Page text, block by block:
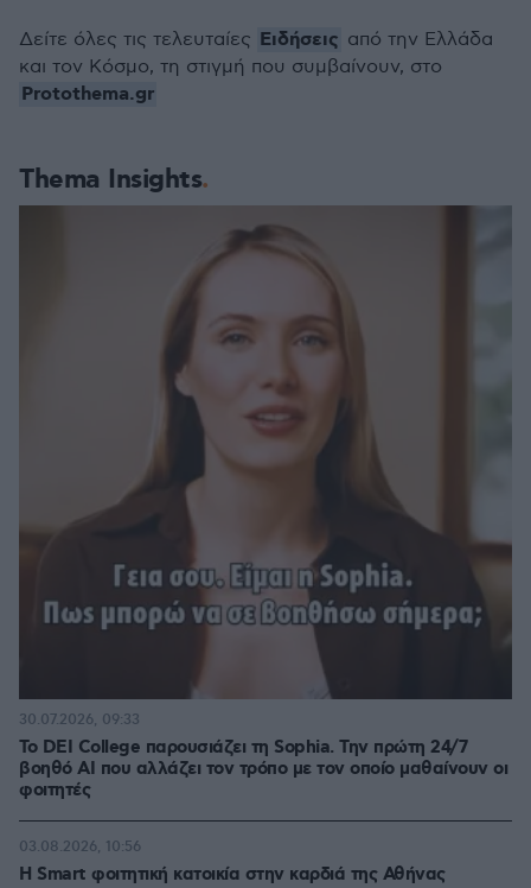
Thema Insights
Το DEI College παρουσιάζει τη Sophia. Την πρώτη 24/7
βοηθό AI που αλλάζει τον τρόπο με τον οποίο μαθαίνουν οι
φοιτητές
30.07.2026, 09:33
Η Smart φοιτητική κατοικία στην καρδιά της Αθήνας
03.08.2026, 10:56
Δείτε όλες τις τελευταίες Ειδήσεις από την Ελλάδα
και τον Κόσμο, τη στιγμή που συμβαίνουν, στο
Protothema.gr